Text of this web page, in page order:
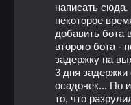
написать
некоторое
добавить бота
второго бота -
задержку на
3 дня задержки
осадочек... По
то, что